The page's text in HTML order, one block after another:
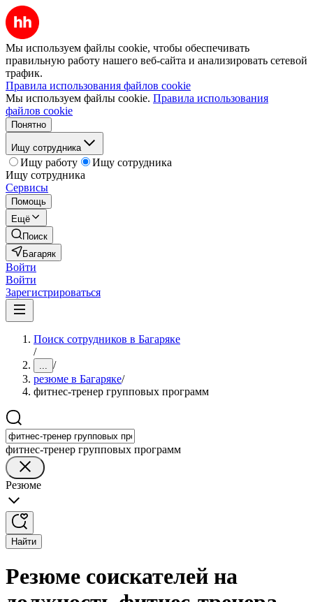
Мы используем файлы cookie, чтобы обеспечивать
правильную работу нашего веб-сайта и анализировать сетевой
трафик.
Правила использования файлов cookie
Мы используем файлы cookie. Правила использования
файлов cookie
Понятно
Ищу сотрудника
Ищу работу
Ищу сотрудника
Ищу сотрудника
Сервисы
Помощь
Ещё
Поиск
Багаряк
Войти
Войти
Зарегистрироваться
Поиск сотрудников в Багаряке
/
... /
резюме в Багаряке/
фитнес-тренер групповых программ
фитнес-тренер групповых программ
Резюме
Найти
Резюме соискателей на